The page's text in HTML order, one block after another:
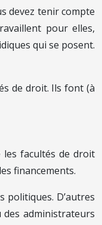
devez tenir compte
pour elles,
qui se posent.
de droit. Ils font (à
facultés de droit
financements.
politiques. D’autres
administrateurs